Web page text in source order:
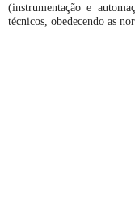
(instrumentação e
técnicos, obedecendo as